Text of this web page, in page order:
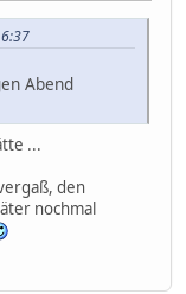
Abend
...
den
nochmal